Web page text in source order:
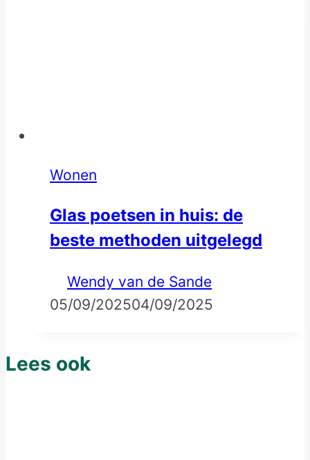
Wonen
Glas poetsen in huis: de
beste methoden uitgelegd
Wendy van de Sande
05/09/202504/09/2025
Lees ook